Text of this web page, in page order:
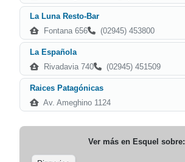
La Luna Resto-Bar
Fontana 656
(02945) 453800
La Española
Rivadavia 740
(02945) 451509
Raices Patagónicas
Av. Ameghino 1124
Ver más en Esquel sobre: